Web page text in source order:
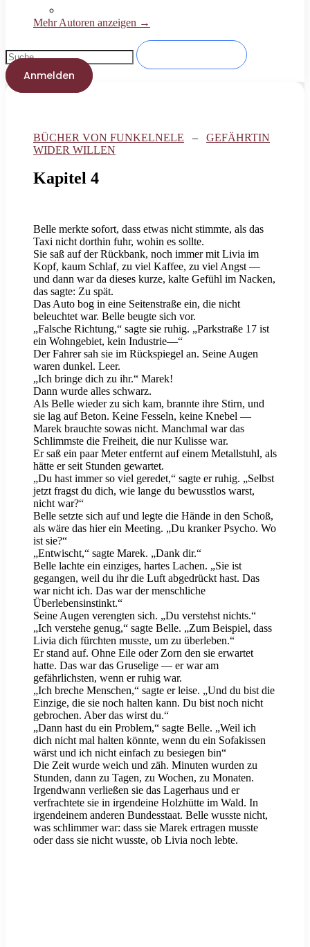
Mehr Autoren anzeigen →
Anmelden
BÜCHER VON FUNKELNELE – GEFÄHRTIN
WIDER WILLEN
Kapitel 4
Belle merkte sofort, dass etwas nicht stimmte, als das
Taxi nicht dorthin fuhr, wohin es sollte.
Sie saß auf der Rückbank, noch immer mit Livia im
Kopf, kaum Schlaf, zu viel Kaffee, zu viel Angst —
und dann war da dieses kurze, kalte Gefühl im Nacken,
das sagte: Zu spät.
Das Auto bog in eine Seitenstraße ein, die nicht
beleuchtet war. Belle beugte sich vor.
„Falsche Richtung,“ sagte sie ruhig. „Parkstraße 17 ist
ein Wohngebiet, kein Industrie—“
Der Fahrer sah sie im Rückspiegel an. Seine Augen
waren dunkel. Leer.
„Ich bringe dich zu ihr.“ Marek!
Dann wurde alles schwarz.
Als Belle wieder zu sich kam, brannte ihre Stirn, und
sie lag auf Beton. Keine Fesseln, keine Knebel —
Marek brauchte sowas nicht. Manchmal war das
Schlimmste die Freiheit, die nur Kulisse war.
Er saß ein paar Meter entfernt auf einem Metallstuhl, als
hätte er seit Stunden gewartet.
„Du hast immer so viel geredet,“ sagte er ruhig. „Selbst
jetzt fragst du dich, wie lange du bewusstlos warst,
nicht war?“
Belle setzte sich auf und legte die Hände in den Schoß,
als wäre das hier ein Meeting. „Du kranker Psycho. Wo
ist sie?“
„Entwischt,“ sagte Marek. „Dank dir.“
Belle lachte ein einziges, hartes Lachen. „Sie ist
gegangen, weil du ihr die Luft abgedrückt hast. Das
war nicht ich. Das war der menschliche
Überlebensinstinkt.“
Seine Augen verengten sich. „Du verstehst nichts.“
„Ich verstehe genug,“ sagte Belle. „Zum Beispiel, dass
Livia dich fürchten musste, um zu überleben.“
Er stand auf. Ohne Eile oder Zorn den sie erwartet
hatte. Das war das Gruselige — er war am
gefährlichsten, wenn er ruhig war.
„Ich breche Menschen,“ sagte er leise. „Und du bist die
Einzige, die sie noch halten kann. Du bist noch nicht
gebrochen. Aber das wirst du.“
„Dann hast du ein Problem,“ sagte Belle. „Weil ich
dich nicht mal halten könnte, wenn du ein Sofakissen
wärst und ich nicht einfach zu besiegen bin“
Die Zeit wurde weich und zäh. Minuten wurden zu
Stunden, dann zu Tagen, zu Wochen, zu Monaten.
Irgendwann verließen sie das Lagerhaus und er
verfrachtete sie in irgendeine Holzhütte im Wald. In
irgendeinem anderen Bundesstaat. Belle wusste nicht,
was schlimmer war: dass sie Marek ertragen musste
oder dass sie nicht wusste, ob Livia noch lebte.